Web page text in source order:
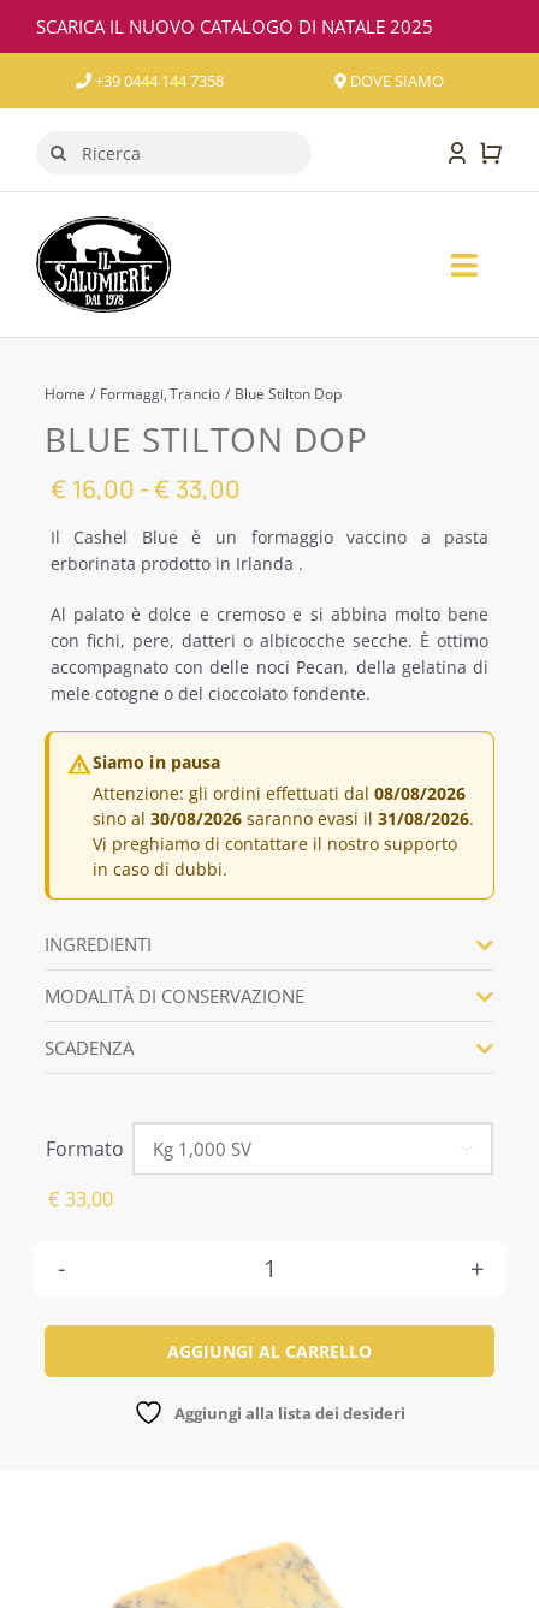
contenuto
SCARICA IL NUOVO CATALOGO DI NATALE 2025
+39 0444 144 7358 DOVE SIAMO
Cerca
Toggle
FORMAGGI
VINO
CONFEZIONI REGALO
SPECIALITÀ REGIONALI
OFFERTE
Home Formaggi Trancio Blue Stilton Dop
BLUE STILTON DOP
€ 16,00 -€ 33,00
prezzo:
€16,00
a
€33,00
Il Cashel Blue è un formaggio vaccino a pasta
erborinata prodotto in Irlanda .
Al palato è dolce e cremoso e si abbina molto bene
con fichi, pere, datteri o albicocche secche. È ottimo
accompagnato con delle noci Pecan, della gelatina di
mele cotogne o del cioccolato fondente.
Siamo in pausa
Attenzione: gli ordini effettuati dal 08/08/2026
sino al 30/08/2026saranno evasi il 31/08/2026.
Vi preghiamo di contattare il nostro supporto
in caso di dubbi.
INGREDIENTI
MODALITÀ DI CONSERVAZIONE
SCADENZA
Formato 
€ 33,00
Blue
Stilton
Dop
quantità
AGGIUNGI AL CARRELLO
Aggiungi alla lista dei desideri